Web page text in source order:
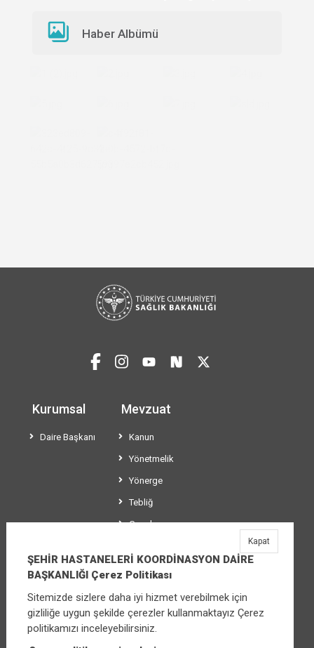
Haber Albümü
Kurumsal
Daire Başkanı
Mevzuat
Kanun
Yönetmelik
Yönerge
Tebliğ
Genelge
ŞEHİR HASTANELERİ KOORDİNASYON DAİRE
BAŞKANLIĞI
Üniversiteler Mahallesi Şehit Mehmet Bayraktar
Caddesi No:3 Çankaya/Ankara
ŞEHİR HASTANELERİ KOORDİNASYON DAİRE
BAŞKANLIĞI Çerez Politikası
Sitemizde sizlere daha iyi hizmet verebilmek için
gizliliğe uygun şekilde çerezler kullanmaktayız Çerez
politikamızı inceleyebilirsiniz.
Kapat